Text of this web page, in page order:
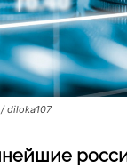
diloka107